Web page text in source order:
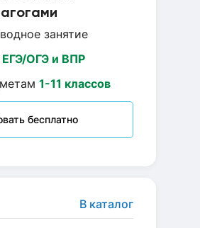
занятие
ЕГЭ/ОГЭ и ВПР
1-11 классов
бесплатно
В каталог